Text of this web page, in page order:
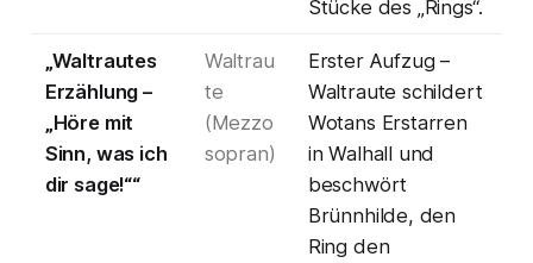
Stücke des „Rings“.
„Waltrautes
Erzählung –
„Höre mit
Sinn, was ich
dir sage!““
Waltrau
te
(Mezzo
sopran)
Erster Aufzug –
Waltraute schildert
Wotans Erstarren
in Walhall und
beschwört
Brünnhilde, den
Ring den